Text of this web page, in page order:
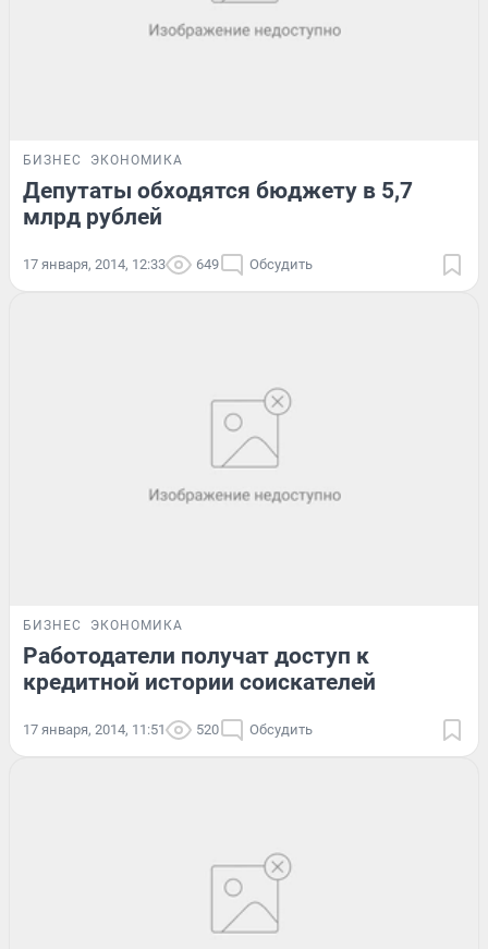
БИЗНЕС ЭКОНОМИКА
Депутаты обходятся бюджету в 5,7
млрд рублей
17 января, 2014, 12:33 649 Обсудить
БИЗНЕС ЭКОНОМИКА
Работодатели получат доступ к
кредитной истории соискателей
17 января, 2014, 11:51 520 Обсудить